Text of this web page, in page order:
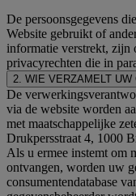
De persoonsgegevens
Website gebruikt of
informatie verstrekt, zijn
privacyrechten die in
2. WIE VERZAMELT UW
De
via de website worden
met maatschappelijke
Drukpersstraat 4, 1000
Als u ermee instemt om
ontvangen, worden uw
consumentendatabase